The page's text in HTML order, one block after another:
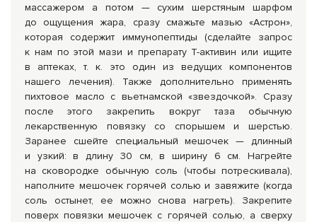
массажером а потом — сухим шерстяным шарфом
до ощущения жара, сразу смажьте мазью «Астрон»,
которая содержит иммунопептиды (сделайте запрос
к нам по этой мази и препарату Т-активин или ищите
в аптеках, т. к. это один из ведущих компонентов
нашего лечения). Также дополнительно применять
пихтовое масло с вьетнамской «звездочкой». Сразу
после этого закрепить вокруг таза обычную
лекарственную повязку со спорышем и шерстью.
Заранее сшейте специальный мешочек — длинный
и узкий: в длину 30 см, в ширину 6 см. Нагрейте
на сковородке обычную соль (чтобы потрескивала),
наполните мешочек горячей солью и завяжите (когда
соль остынет, ее можно снова нагреть). Закрепите
поверх повязки мешочек с горячей солью, а сверху